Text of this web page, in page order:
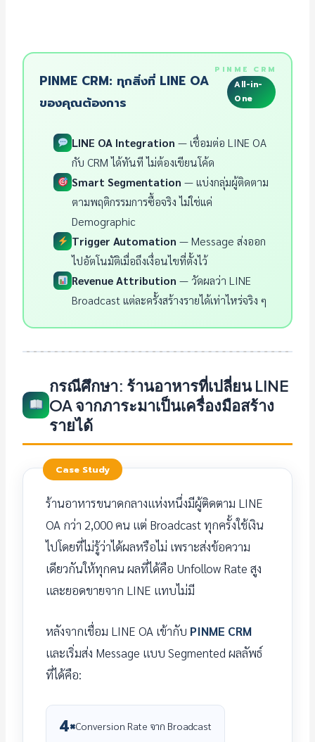
PINME CRM: ทุกสิ่งที่ LINE OA
ของคุณต้องการ
All-in-
One
LINE OA Integration — เชื่อมต่อ LINE OA
กับ CRM ได้ทันที ไม่ต้องเขียนโค้ด
Smart Segmentation — แบ่งกลุ่มผู้ติดตาม
ตามพฤติกรรมการซื้อจริง ไม่ใช่แค่
Demographic
Trigger Automation — Message ส่งออก
ไปอัตโนมัติเมื่อถึงเงื่อนไขที่ตั้งไว้
Revenue Attribution — วัดผลว่า LINE
Broadcast แต่ละครั้งสร้างรายได้เท่าไหร่จริง ๆ
กรณีศึกษา: ร้านอาหารที่เปลี่ยน LINE
OA จากภาระมาเป็นเครื่องมือสร้าง
รายได้
Case Study
ร้านอาหารขนาดกลางแห่งหนึ่งมีผู้ติดตาม LINE
OA กว่า 2,000 คน แต่ Broadcast ทุกครั้งใช้เงิน
ไปโดยที่ไม่รู้ว่าได้ผลหรือไม่ เพราะส่งข้อความ
เดียวกันให้ทุกคน ผลที่ได้คือ Unfollow Rate สูง
และยอดขายจาก LINE แทบไม่มี
หลังจากเชื่อม LINE OA เข้ากับ PINME CRM
และเริ่มส่ง Message แบบ Segmented ผลลัพธ์
ที่ได้คือ:
4×Conversion Rate จาก Broadcast